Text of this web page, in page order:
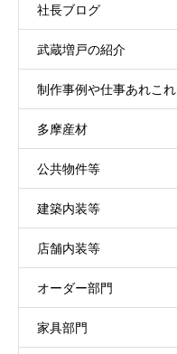
社長ブログ
武蔵増戸の紹介
制作事例や仕事あれこれ
多摩産材
公共物件等
建築内装等
店舗内装等
オーダー部門
家具部門